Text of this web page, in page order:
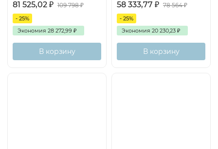
81 525,02 ₽ 109 798₽
- 25%
Экономия 28 272,99 ₽
В корзину
58 333,77 ₽ 78 564₽
- 25%
Экономия 20 230,23 ₽
В корзину